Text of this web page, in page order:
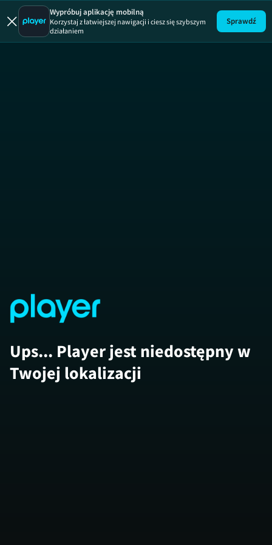
Jak to
Wypróbuj aplikację mobilną
Korzystaj z łatwiejszej nawigacji i ciesz się szybszym
działaniem
Sprawdź
Ups... Player jest niedostępny w
Twojej lokalizacji